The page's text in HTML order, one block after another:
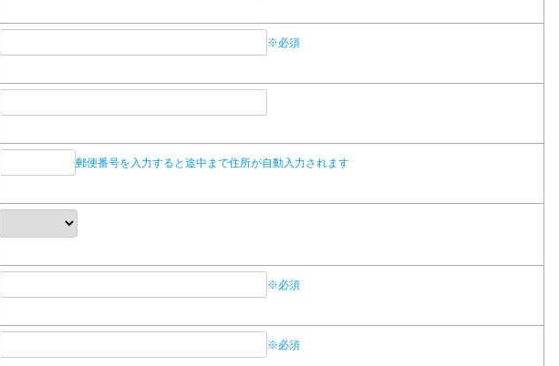
※必須
郵便番号を入力すると途中まで住所が自動入力されます
※必須
※必須